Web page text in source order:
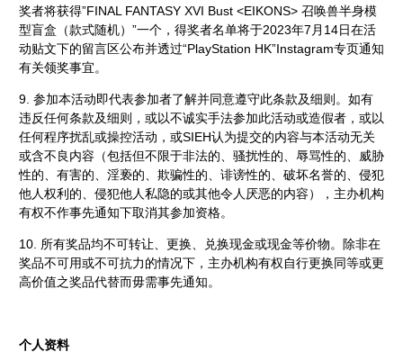
奖者将获得”FINAL FANTASY XVI Bust <EIKONS> 召唤兽半身模
型盲盒（款式随机）”一个，得奖者名单将于2023年7月14日在活
动贴文下的留言区公布并透过“PlayStation HK”Instagram专页通知
有关领奖事宜。
9. 参加本活动即代表参加者了解并同意遵守此条款及细则。如有
违反任何条款及细则，或以不诚实手法参加此活动或造假者，或以
任何程序扰乱或操控活动，或SIEH认为提交的内容与本活动无关
或含不良内容（包括但不限于非法的、骚扰性的、辱骂性的、威胁
性的、有害的、淫亵的、欺骗性的、诽谤性的、破坏名誉的、侵犯
他人权利的、侵犯他人私隐的或其他令人厌恶的内容），主办机构
有权不作事先通知下取消其参加资格。
10. 所有奖品均不可转让、更换、兑换现金或现金等价物。除非在
奖品不可用或不可抗力的情况下，主办机构有权自行更换同等或更
高价值之奖品代替而毋需事先通知。
个人资料